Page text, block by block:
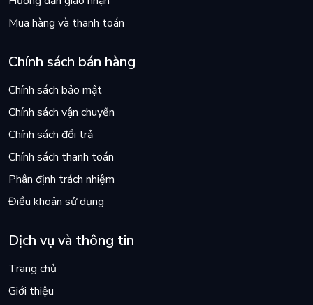
Mua hàng và thanh toán
Chính sách bán hàng
Chính sách bảo mật
Chính sách vận chuyển
Chính sách đổi trả
Chính sách thanh toán
Phân định trách nhiệm
Điều khoản sử dụng
Dịch vụ và thông tin
Trang chủ
Giới thiệu